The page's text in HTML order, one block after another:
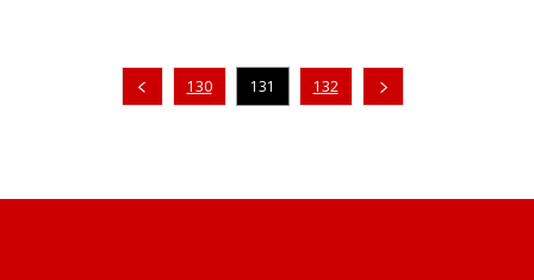
Pagina precedente
130 131 132